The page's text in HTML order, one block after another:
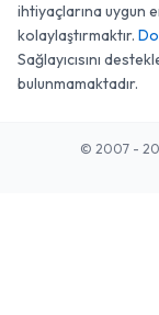
ihtiyaçlarına uygun
kolaylaştırmaktır.
Sağlayıcısını
bulunmamaktadır.
© 2007 -